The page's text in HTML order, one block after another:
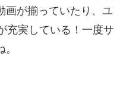
画が揃っていたり、ユ
充実している！一度サ